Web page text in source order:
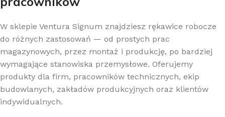
W sklepie Ventura Signum znajdziesz rękawice robocze
do różnych zastosowań — od prostych prac
magazynowych, przez montaż i produkcję, po bardziej
wymagające stanowiska przemysłowe. Oferujemy
produkty dla firm, pracowników technicznych, ekip
budowlanych, zakładów produkcyjnych oraz klientów
indywidualnych.